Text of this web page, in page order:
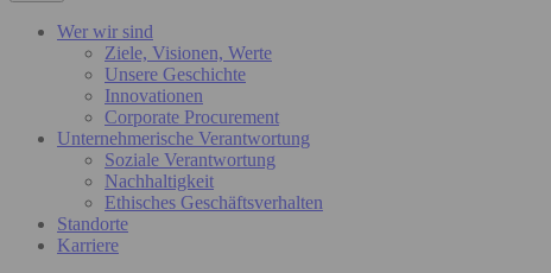
Wer wir sind
Ziele, Visionen, Werte
Unsere Geschichte
Innovationen
Corporate Procurement
Unternehmerische Verantwortung
Soziale Verantwortung
Nachhaltigkeit
Ethisches Geschäftsverhalten
Standorte
Karriere